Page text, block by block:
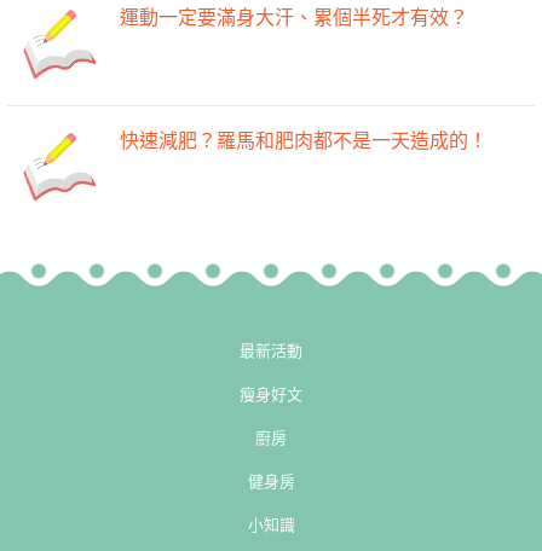
運動一定要滿身大汗、累個半死才有效？
快速減肥？羅馬和肥肉都不是一天造成的！
最新活動
瘦身好文
廚房
健身房
小知識